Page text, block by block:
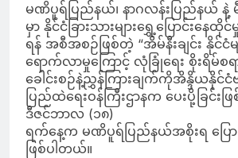
မဏိပူရ်ပြည်နယ်၊ နာဂလန်းပြည်နယ်
မှာ နိုင်ငံခြားသားများရွှေ့ပြောင်းနေ
ရန် အစီအစဉ်ဖြစ်တဲ့ “အိမ်နီးချင်း နိုင်ငံမ
ရောက်လာမှုကြောင့် လုံခြုံရေး စိုးရိမ်စရ
ခေါင်းစဉ်နဲ့ညွှန်ကြားချက်ကိုအိန္ဒိယနိုင်
ပြည်ထဲရေးဝန်ကြီးဌာနက ပေးပို့ခြင်းဖြ
ဒီဇင်ဘာလ (၁၈)
ရက်နေ့က မဏိပူရ်ပြည်နယ်အစိုးရ ပြေ
ဖြစ်ပါတယ်။